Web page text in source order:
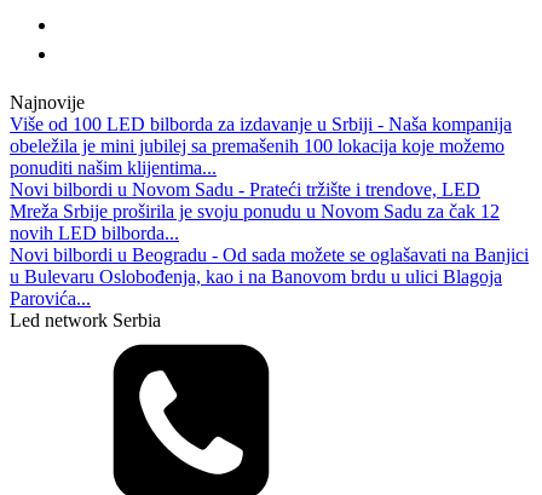
Najnovije
Više od 100 LED bilborda za izdavanje u Srbiji - Naša kompanija
obeležila je mini jubilej sa premašenih 100 lokacija koje možemo
ponuditi našim klijentima...
Novi bilbordi u Novom Sadu - Prateći tržište i trendove, LED
Mreža Srbije proširila je svoju ponudu u Novom Sadu za čak 12
novih LED bilborda...
Novi bilbordi u Beogradu - Od sada možete se oglašavati na Banjici
u Bulevaru Oslobođenja, kao i na Banovom brdu u ulici Blagoja
Parovića...
Led network Serbia